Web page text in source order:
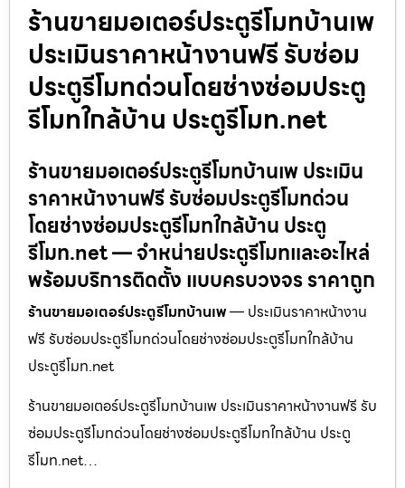
ร้านขายมอเตอร์ประตูรีโมทบ้านเพ
ประเมินราคาหน้างานฟรี รับซ่อม
ประตูรีโมทด่วนโดยช่างซ่อมประตู
รีโมทใกล้บ้าน ประตูรีโมท.net
ร้านขายมอเตอร์ประตูรีโมทบ้านเพ ประเมิน
ราคาหน้างานฟรี รับซ่อมประตูรีโมทด่วน
โดยช่างซ่อมประตูรีโมทใกล้บ้าน ประตู
รีโมท.net — จำหน่ายประตูรีโมทและอะไหล่
พร้อมบริการติดตั้ง แบบครบวงจร ราคาถูก
ร้านขายมอเตอร์ประตูรีโมทบ้านเพ— ประเมินราคาหน้างาน
ฟรี รับซ่อมประตูรีโมทด่วนโดยช่างซ่อมประตูรีโมทใกล้บ้าน
ประตูรีโมท.net
ร้านขายมอเตอร์ประตูรีโมทบ้านเพ ประเมินราคาหน้างานฟรี รับ
ซ่อมประตูรีโมทด่วนโดยช่างซ่อมประตูรีโมทใกล้บ้าน ประตู
รีโมท.net…